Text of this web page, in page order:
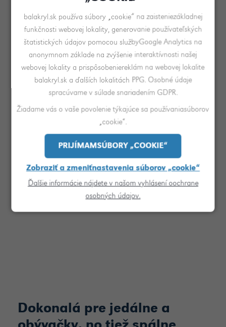
„Amethyst Shadow sa mení od jemnej fialovej
po sýty bordový odtieň, vďaka čomu je
ideálnou voľbou pre tých, ktorí túžia po interiéri
s nádychom tajomna a elegancie, najmä ak ho
skombinujete s podobne sfarbeným nábytkom
a bytovými doplnkami. V spojení so svetlými
strohý a jednoduchý štýl.”
Dokonalá pre jedálne a
balakryl.sk používa súbory „cookie“ na zaisteniezákladnej
funkčnosti webovej lokality, generovanie používateľských
štatistických údajov pomocou službyGoogle Analytics na
anonymnom základe na zvýšenie interaktívnosti našej
webovej lokality a prispôsobeniereklám na webovej lokalite
balakryl.sk a ďalších lokalitách PPG. Osobné údaje
spracúvame v súlade snariadením GDPR.
Žiadame vás o vaše povolenie týkajúce sa používaniasúborov
„cookie“.
PRIJÍMAMSÚBORY „COOKIE“
Zobraziť a zmeniťnastavenia súborov „cookie“
Ďalšie informácie nájdete v našom vyhlásení oochrane
osobných údajov.